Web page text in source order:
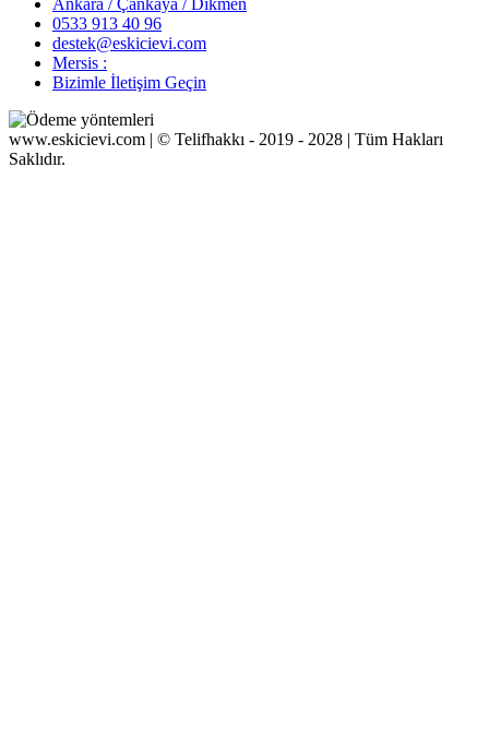
Ankara / Çankaya / Dikmen
0533 913 40 96
destek@eskicievi.com
Mersis :
Bizimle İletişim Geçin
www.eskicievi.com | © Telifhakkı - 2019 - 2028 | Tüm Hakları
Saklıdır.